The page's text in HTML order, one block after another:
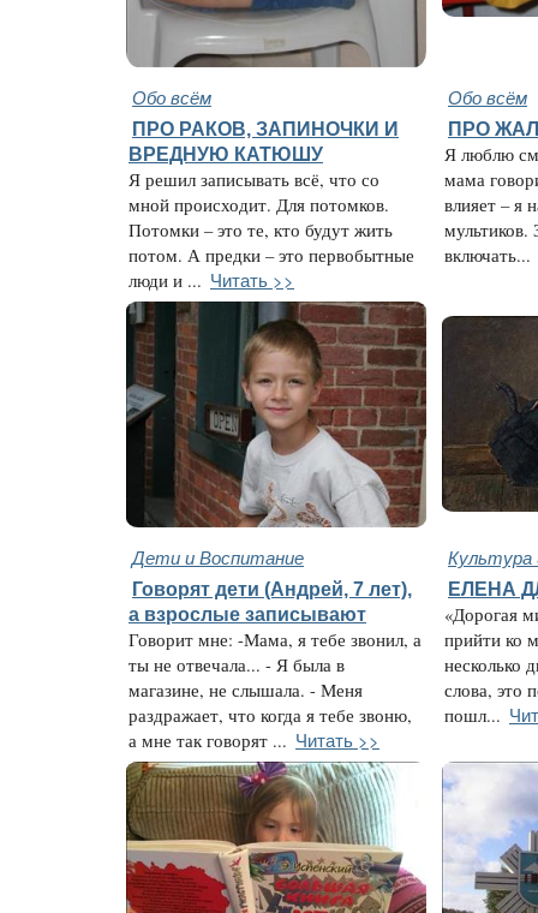
Обо всём Обо всём
ПРО РАКОВ, ЗАПИНОЧКИ И
ВРЕДНУЮ КАТЮШУ
Я решил записывать всё, что со
мной происходит. Для потомков.
Потомки – это те, кто будут жить
потом. А предки – это первобытные
люди и ... Читать >>
ПРО
Я люблю
мама
влияет – я
мультиков.
включать...
Дети и Воспитание Культура
Говорят дети (Андрей, 7 лет),
а взрослые записывают
Говорит мне: -Мама, я тебе звонил, а
ты не отвечала... - Я была в
магазине, не слышала. - Меня
раздражает, что когда я тебе звоню,
а мне так говорят ... Читать >>
ЕЛЕНА
«Дорогая
прийти ко
несколько
слова, это
пошл...